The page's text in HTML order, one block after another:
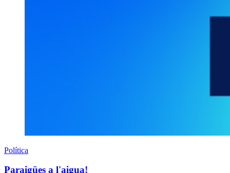
Política
Paraigües a l'aigua!